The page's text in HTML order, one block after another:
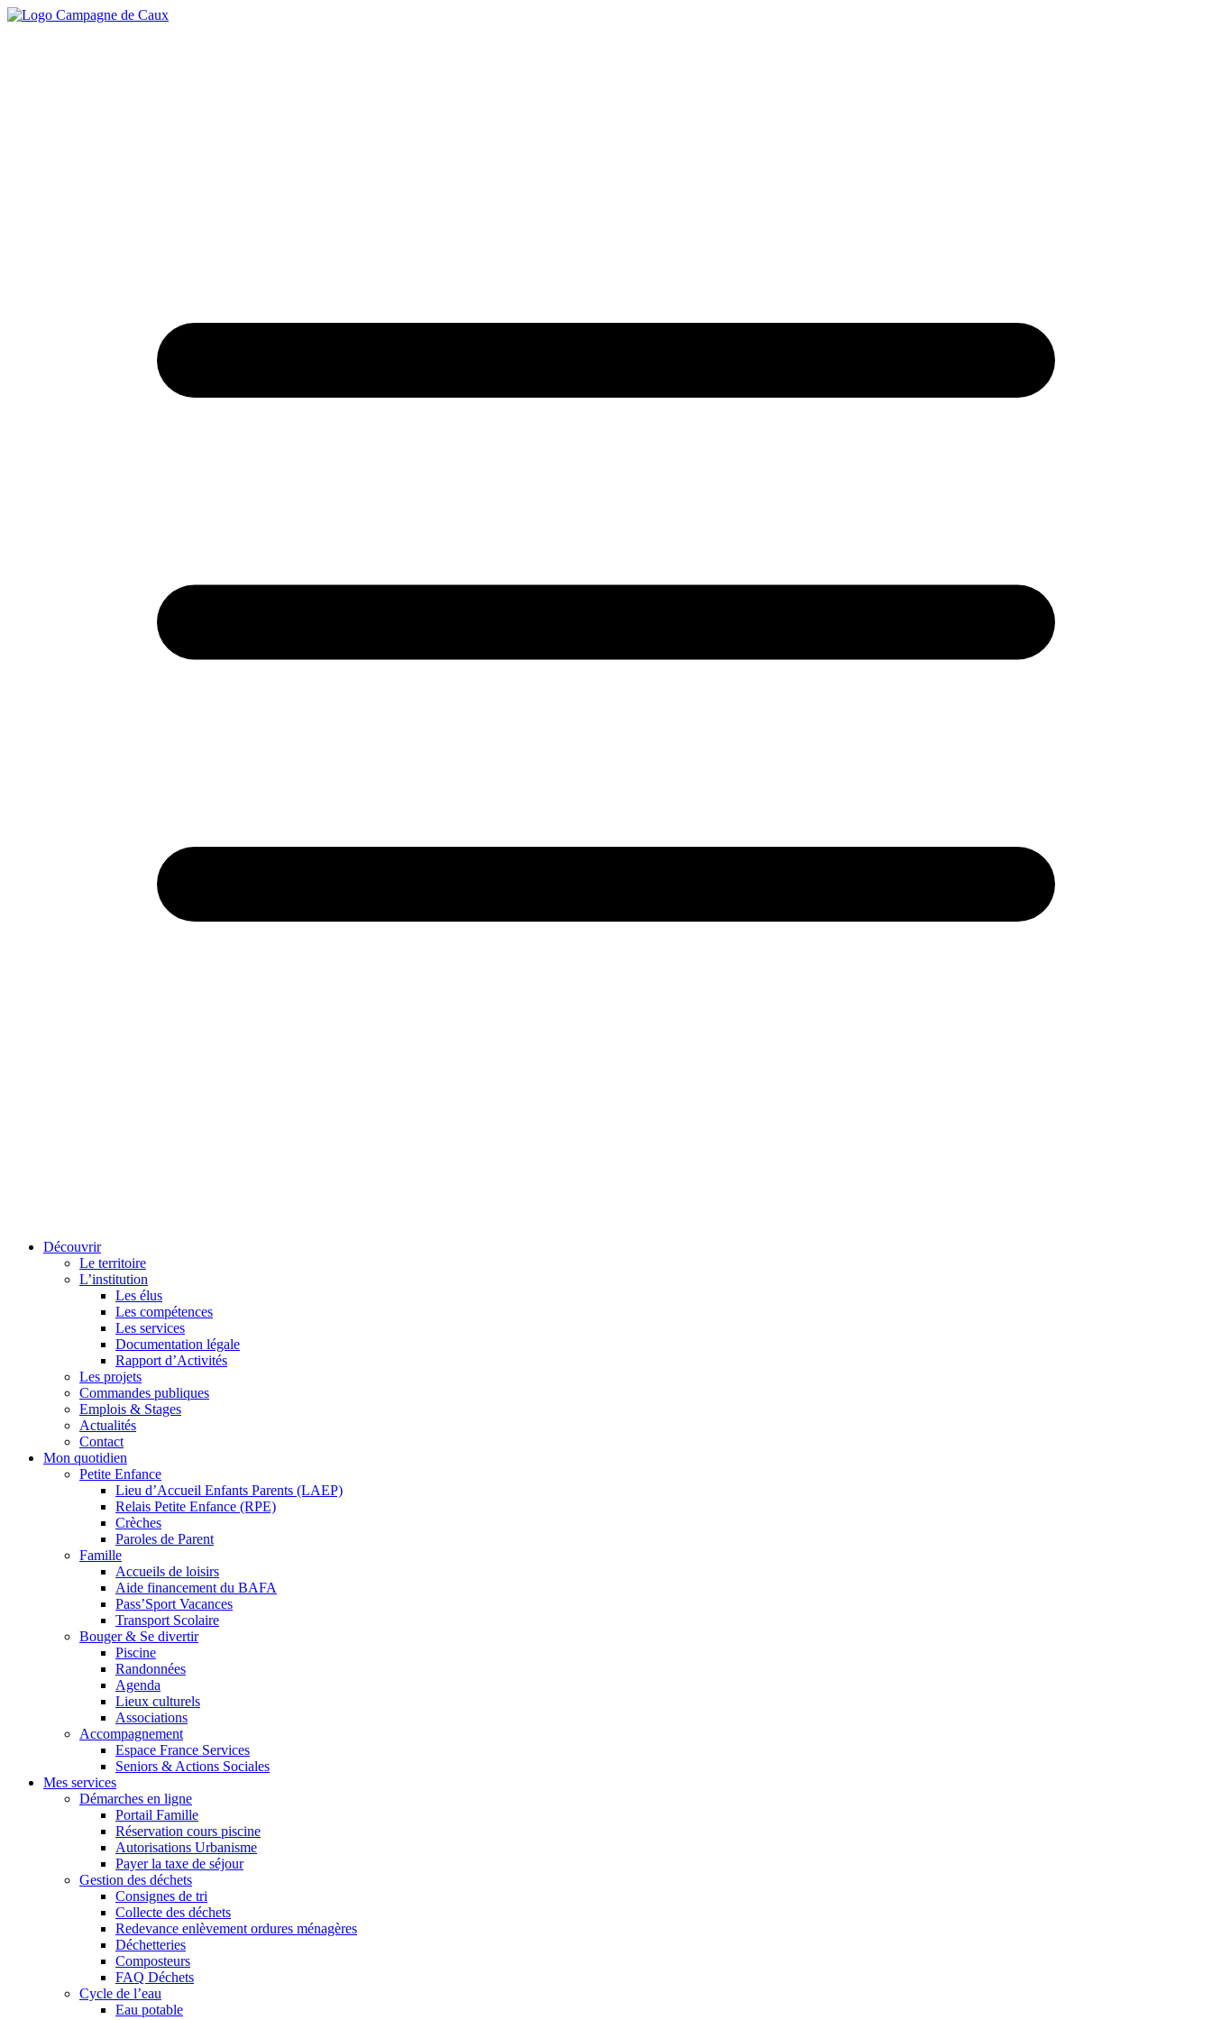
Découvrir
Le territoire
L’institution
Les élus
Les compétences
Les services
Documentation légale
Rapport d’Activités
Les projets
Commandes publiques
Emplois & Stages
Actualités
Contact
Mon quotidien
Petite Enfance
Lieu d’Accueil Enfants Parents (LAEP)
Relais Petite Enfance (RPE)
Crèches
Paroles de Parent
Famille
Accueils de loisirs
Aide financement du BAFA
Pass’Sport Vacances
Transport Scolaire
Bouger & Se divertir
Piscine
Randonnées
Agenda
Lieux culturels
Associations
Accompagnement
Espace France Services
Seniors & Actions Sociales
Mes services
Démarches en ligne
Portail Famille
Réservation cours piscine
Autorisations Urbanisme
Payer la taxe de séjour
Gestion des déchets
Consignes de tri
Collecte des déchets
Redevance enlèvement ordures ménagères
Déchetteries
Composteurs
FAQ Déchets
Cycle de l’eau
Eau potable